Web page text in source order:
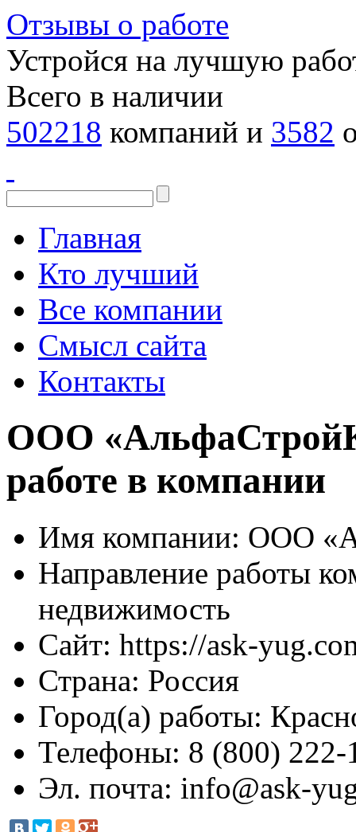
Отзывы о работе
Устройся на лучшую
Всего в наличии
502218 компаний и 3582
Главная
Кто лучший
Все компании
Смысл сайта
Контакты
ООО
работе в компании
Имя компании: ООО
Направление работы
недвижимость
Сайт: https://ask-
Страна: Россия
Город(а) работы:
Телефоны: 8 (800) 222-
Эл. почта: info@ask-